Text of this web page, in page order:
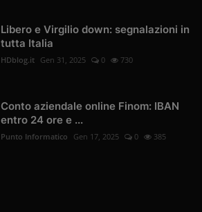
Libero e Virgilio down: segnalazioni in
tutta Italia
HDblog.it Gen 31, 2025 0 730
Conto aziendale online Finom: IBAN
entro 24 ore e ...
Punto Informatico Gen 17, 2025 0 385